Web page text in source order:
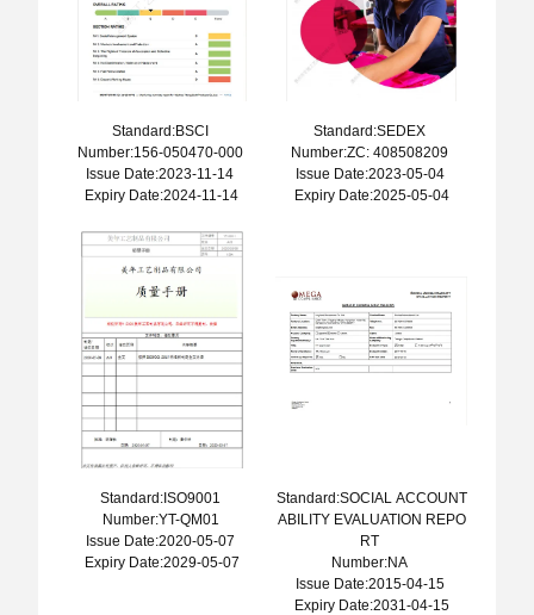
Standard:BSCI
Number:156-050470-000
Issue Date:2023-11-14
Expiry Date:2024-11-14
Standard:SEDEX
Number:ZC: 408508209
Issue Date:2023-05-04
Expiry Date:2025-05-04
Standard:ISO9001
Number:YT-QM01
Issue Date:2020-05-07
Expiry Date:2029-05-07
Standard:SOCIAL ACCOUNT
ABILITY EVALUATION REPO
RT
Number:NA
Issue Date:2015-04-15
Expiry Date:2031-04-15